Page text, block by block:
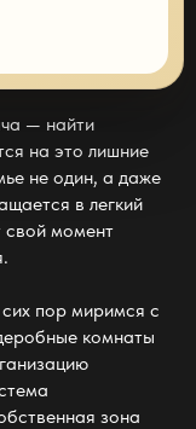
— найти
на это лишние
не один, а даже
в легкий
свой момент
.
пор миримся с
комнаты
зона